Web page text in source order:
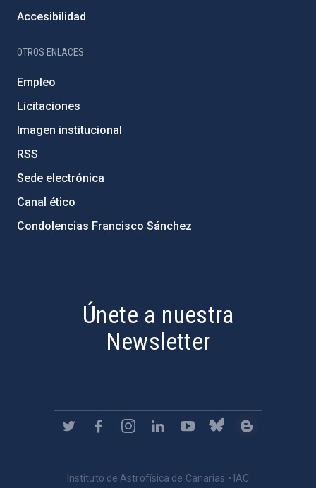
Accesibilidad
OTROS ENLACES
Empleo
Licitaciones
Imagen institucional
RSS
Sede electrónica
Canal ético
Condolencias Francisco Sánchez
Únete a nuestra
Newsletter
Instituto de Astrofísica de Canarias • IAC